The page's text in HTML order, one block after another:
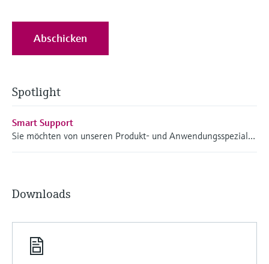
Abschicken
Spotlight
Smart Support
Sie möchten von unseren Produkt- und Anwendungsspezialisten per live-Videoübertragung unterstützt werden, brauchen Support außerhalb der Bürozeiten oder benötigen eine schnellere Reaktionszeit? Dann ist „Smart Support “ genau richtig.
Downloads